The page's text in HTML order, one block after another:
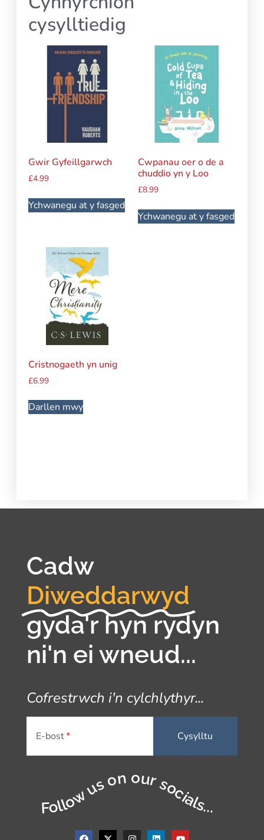
cysylltiedig
Gwir Gyfeillgarwch
£4.99
Ychwanegu at y fasged
Cwpanau oer o de a
chuddio yn y Loo
£8.99
Ychwanegu at y fasged
Cristnogaeth yn unig
£6.99
Darllen mwy
Cadw
Diweddarwyd
gyda'r hyn rydyn
ni'n ei wneud...
Cofrestrwch i'n cylchlythyr...
E-bost
Follow us on our socials...